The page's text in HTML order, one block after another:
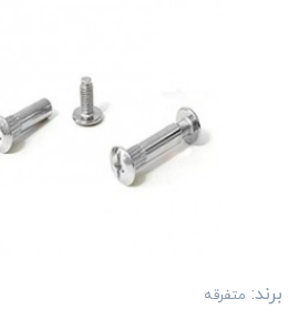
برند: متفرقه